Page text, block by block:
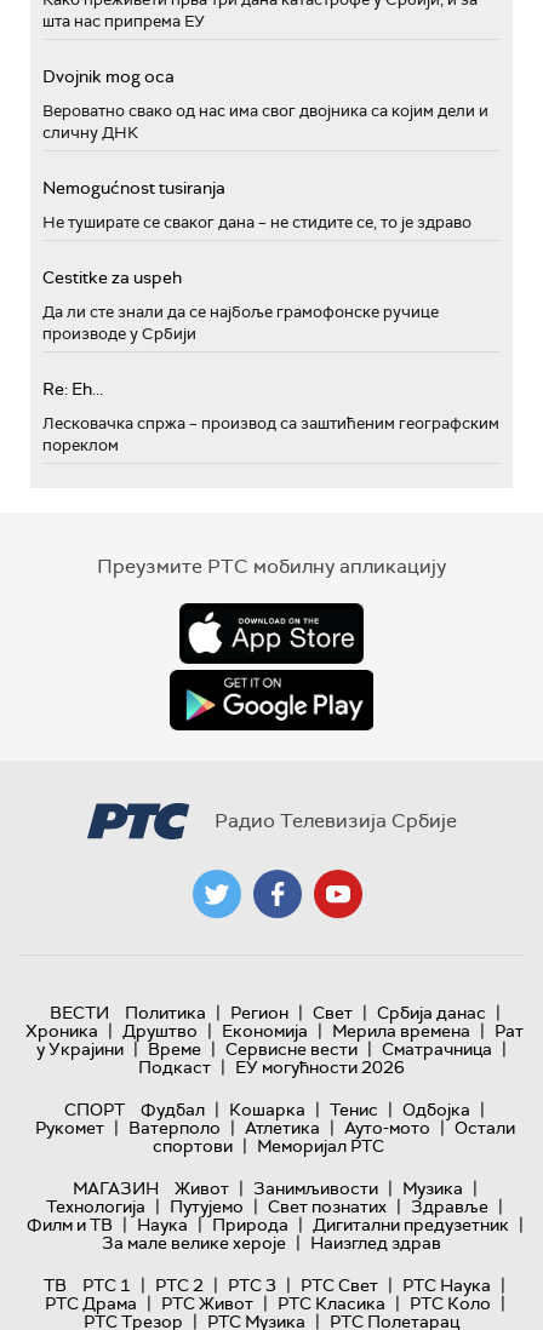
шта нас припрема ЕУ
Dvojnik mog oca
Вероватно свако од нас има свог двојника са којим дели и
сличну ДНК
Nemogućnost tusiranja
Не туширате се сваког дана – не стидите се, то је здраво
Cestitke za uspeh
Да ли сте знали да се најбоље грамофонске ручице
производе у Србији
Re: Eh...
Лесковачка спржа – производ са заштићеним географским
пореклом
Преузмите РТС мобилну апликацију
Радио Телевизија Србије
ВЕСТИ Политика | Регион | Свет | Србија данас |
Хроника | Друштво | Економија | Мерила времена | Рат
у Украјини | Време | Сервисне вести | Сматрачница |
Подкаст | ЕУ могућности 2026
СПОРТ
Фудбал | Кошарка | Тенис | Одбојка |
Рукомет | Ватерполо | Атлетика | Ауто-мото | Остали
спортови | Меморијал РТС
МАГАЗИН
Живот | Занимљивости | Музика |
Технологијa | Путујемо | Свет познатих | Здравље |
Филм и ТВ | Наука | Природа | Дигитални предузетник |
За мале велике хероје | Наизглед здрав
ТВ
РТС 1 | РТС 2 | РТС 3 | РТС Свет | РТС Наука |
РТС Драма | РТС Живот | РТС Класика | РТС Коло |
РТС Трезор | РТС Музика | РТС Полетарац